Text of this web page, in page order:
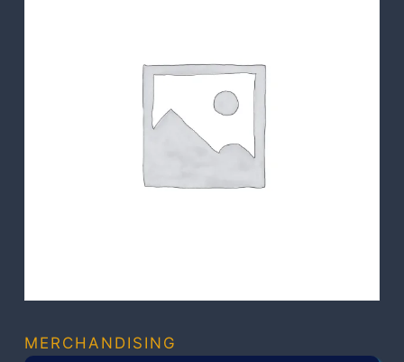
MERCHANDISING